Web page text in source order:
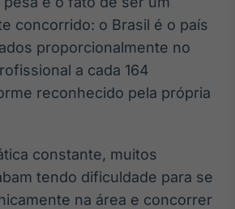
inteligente de
notícias e
conteúdos
Broadcast
plataforma para
analisar fundos
de investimento
no Brasil
concorrido: o Brasil é o país
proporcionalmente no
a cada 164
reconhecido pela própria
constante, muitos
tendo dificuldade para se
na área e concorrer